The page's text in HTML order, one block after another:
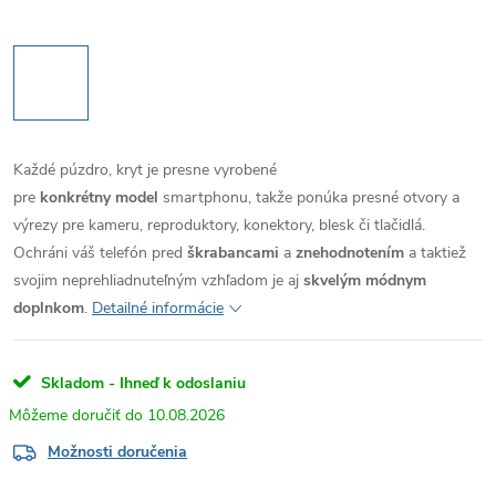
Každé púzdro, kryt je presne vyrobené
pre konkrétny model smartphonu, takže ponúka presné otvory a
výrezy pre kameru, reproduktory, konektory, blesk či tlačidlá.
Ochráni váš telefón pred škrabancami a znehodnotením a taktiež
svojim neprehliadnuteľným vzhľadom je aj skvelým módnym
doplnkom. Detailné informácie
Skladom - Ihneď k odoslaniu
10.08.2026
Možnosti doručenia